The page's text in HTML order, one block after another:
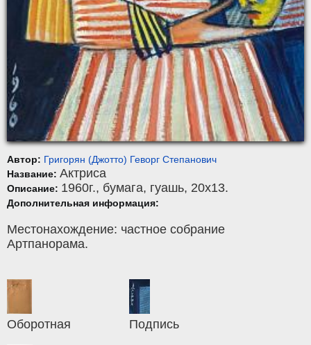
Автор: Григорян (Джотто) Геворг Степанович
Название: Актриса
Описание: 1960г., бумага, гуашь, 20x13.
Дополнительная информация:
Местонахождение: частное собрание
Артпанорама.
Оборотная Подпись